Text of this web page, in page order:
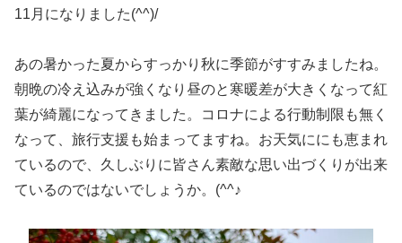
11月になりました(^^)/
あの暑かった夏からすっかり秋に季節がすすみましたね。
朝晩の冷え込みが強くなり昼のと寒暖差が大きくなって紅
葉が綺麗になってきました。コロナによる行動制限も無く
なって、旅行支援も始まってますね。お天気ににも恵まれ
ているので、久しぶりに皆さん素敵な思い出づくりが出来
ているのではないでしょうか。(^^♪